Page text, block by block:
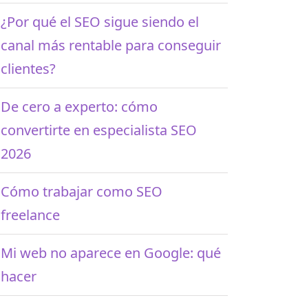
¿Por qué el SEO sigue siendo el
canal más rentable para conseguir
clientes?
De cero a experto: cómo
convertirte en especialista SEO
2026
Cómo trabajar como SEO
freelance
Mi web no aparece en Google: qué
hacer